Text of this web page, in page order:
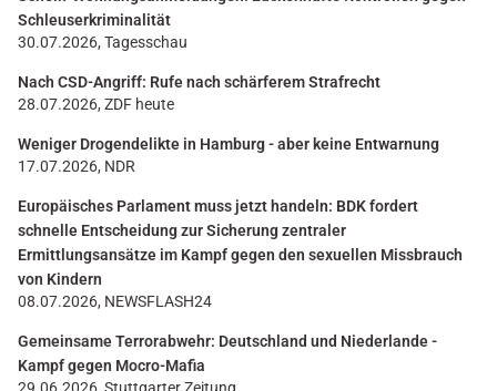
Schleuserkriminalität
30.07.2026, Tagesschau
Nach CSD-Angriff: Rufe nach schärferem Strafrecht
28.07.2026, ZDF heute
Weniger Drogendelikte in Hamburg - aber keine Entwarnung
17.07.2026, NDR
Europäisches Parlament muss jetzt handeln: BDK fordert
schnelle Entscheidung zur Sicherung zentraler
Ermittlungsansätze im Kampf gegen den sexuellen Missbrauch
von Kindern
08.07.2026, NEWSFLASH24
Gemeinsame Terrorabwehr: Deutschland und Niederlande -
Kampf gegen Mocro-Mafia